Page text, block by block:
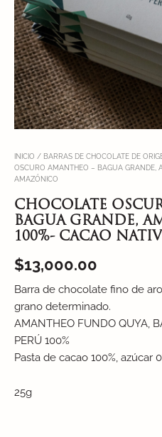
INICIO / BARRAS DE CHOCOLATE DE
OSCURO AMANTHEO – BAGUA GRANDE,
AMAZÓNICO
CHOCOLATE
BAGUA GRANDE,
100%- CACAO
$13,000.00
Barra de chocolate fino de
grano determinado.
AMANTHEO FUNDO QUYA,
PERÚ 100%
Pasta de cacao 100%, azúcar
25g